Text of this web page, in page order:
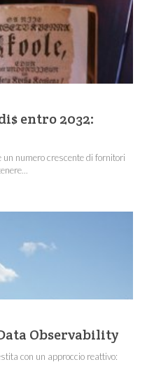
entro 2032:
numero crescente di fornitori
Observability
con un approccio reattivo: